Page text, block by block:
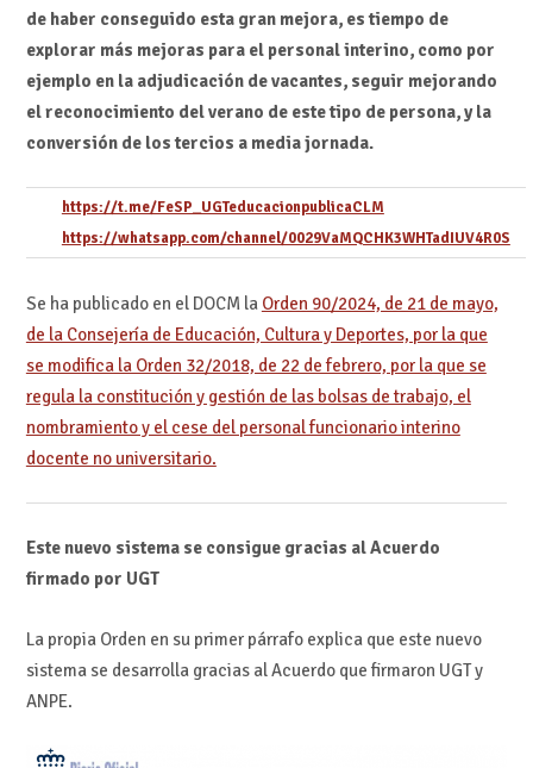
de haber conseguido esta gran mejora, es tiempo de
explorar más mejoras para el personal interino, como por
ejemplo en la adjudicación de vacantes, seguir mejorando
el reconocimiento del verano de este tipo de persona, y la
conversión de los tercios a media jornada.
https://t.me/FeSP_UGTeducacionpublicaCLM
https://whatsapp.com/channel/0029VaMQCHK3WHTadIUV4R0S
Se ha publicado en el DOCM la Orden 90/2024, de 21 de mayo,
de la Consejería de Educación, Cultura y Deportes, por la que
se modifica la Orden 32/2018, de 22 de febrero, por la que se
regula la constitución y gestión de las bolsas de trabajo, el
nombramiento y el cese del personal funcionario interino
docente no universitario.
Este nuevo sistema se consigue gracias al Acuerdo
firmado por UGT
La propia Orden en su primer párrafo explica que este nuevo
sistema se desarrolla gracias al Acuerdo que firmaron UGT y
ANPE.